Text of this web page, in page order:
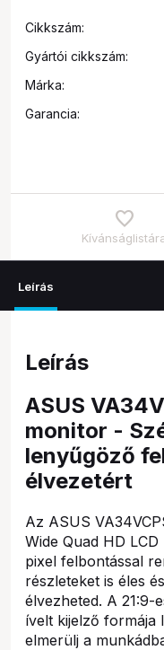
Cikkszám:
Gyártói cikkszám:
Márka:
Garancia:
Leírás
Leírás
ASUS
monitor -
lenyűgöző
élvezetért
Az ASUS
Wide Quad HD
pixel felbontással
részleteket is éles
élvezheted. A 21:9-
ívelt kijelző formája
elmerülj a